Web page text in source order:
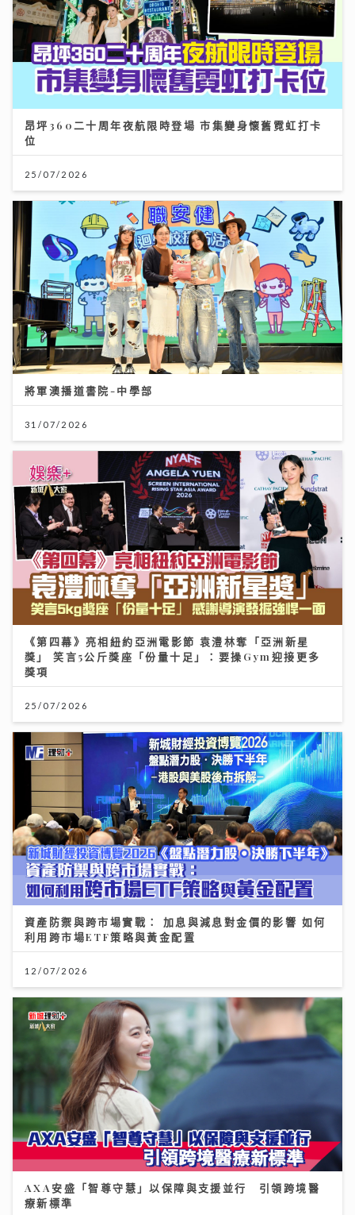
昂坪360二十周年夜航限時登場 市集變身懷舊霓虹打卡
位
25/07/2026
將軍澳播道書院-中學部
31/07/2026
《第四幕》亮相紐約亞洲電影節 袁澧林奪「亞洲新星
獎」 笑言5公斤獎座「份量十足」：要操Gym迎接更多
獎項
25/07/2026
資產防禦與跨市場實戰： 加息與減息對金價的影響 如何
利用跨市場ETF策略與黃金配置
12/07/2026
AXA安盛「智尊守慧」以保障與支援並行 引領跨境醫
療新標準